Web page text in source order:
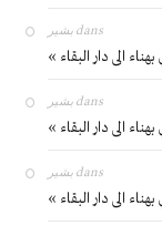
بشير dans
الى دار البقاء
بشير dans
الى دار البقاء
بشير dans
الى دار البقاء